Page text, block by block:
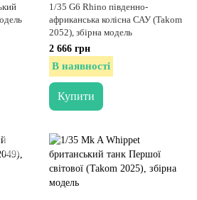
1/35 G6 Rhino південно-
африканська колісна САУ (Takom
2052), збірна модель
2 666 грн
В наявності
Купити